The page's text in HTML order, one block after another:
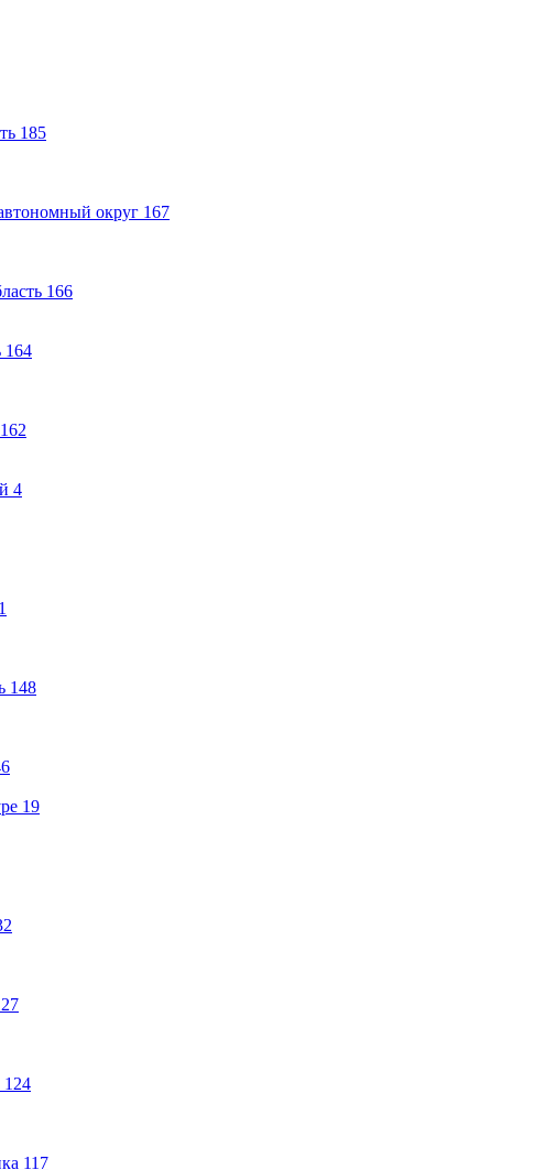
185
округ 167
166
164
162
4
148
19
124
117